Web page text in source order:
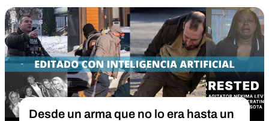
Desde un arma que no lo era hasta un